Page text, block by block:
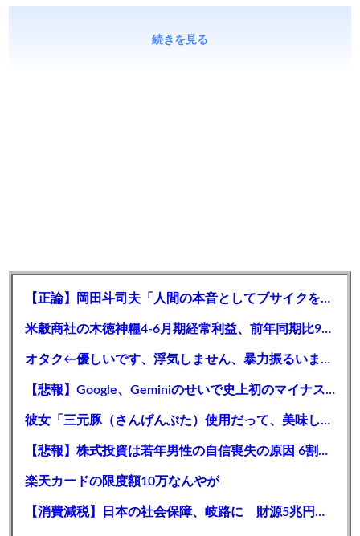
続きを見る
【正論】岡田斗司夫「人間の本音としてブサイクを見たら不愉快になる。この責任をどうとるんだ」
米穀商社の木徳神糧4-6月期経常利益、前年同期比97.7％減の0.7億円に減益
オタク←優しいです、浮気しません、暴力振るいません←これがモテない理由
【悲報】Google、Geminiのせいで史上初のマイナスキャッシュフローに陥る
彼女「三元豚（さんげんぶた）使用だって、美味しそうだね」 ワイ「さんげんとん、ね」
【悲報】株式投資は若年男性の自信喪失の原因 6割超が｢人生の敗者｣自認
楽天カードの限度額10万なんやが
【消費減税】日本の社会保障、岐路に 財源5兆円見通し立たず